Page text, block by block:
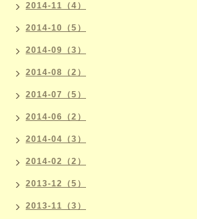
2014-11（4）
2014-10（5）
2014-09（3）
2014-08（2）
2014-07（5）
2014-06（2）
2014-04（3）
2014-02（2）
2013-12（5）
2013-11（3）